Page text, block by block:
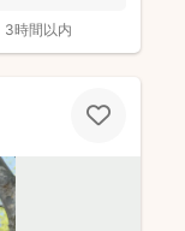
3時間以内